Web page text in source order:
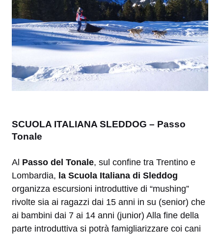
SCUOLA ITALIANA SLEDDOG – Passo
Tonale
Al Passo del Tonale, sul confine tra Trentino e
Lombardia, la Scuola Italiana di Sleddog
organizza escursioni introduttive di “mushing”
rivolte sia ai ragazzi dai 15 anni in su (senior) che
ai bambini dai 7 ai 14 anni (junior) Alla fine della
parte introduttiva si potrà famigliarizzare coi cani